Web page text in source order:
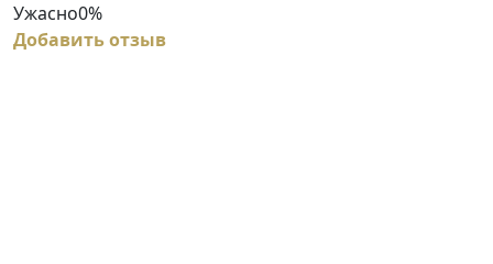
Ужасно0%
Добавить отзыв